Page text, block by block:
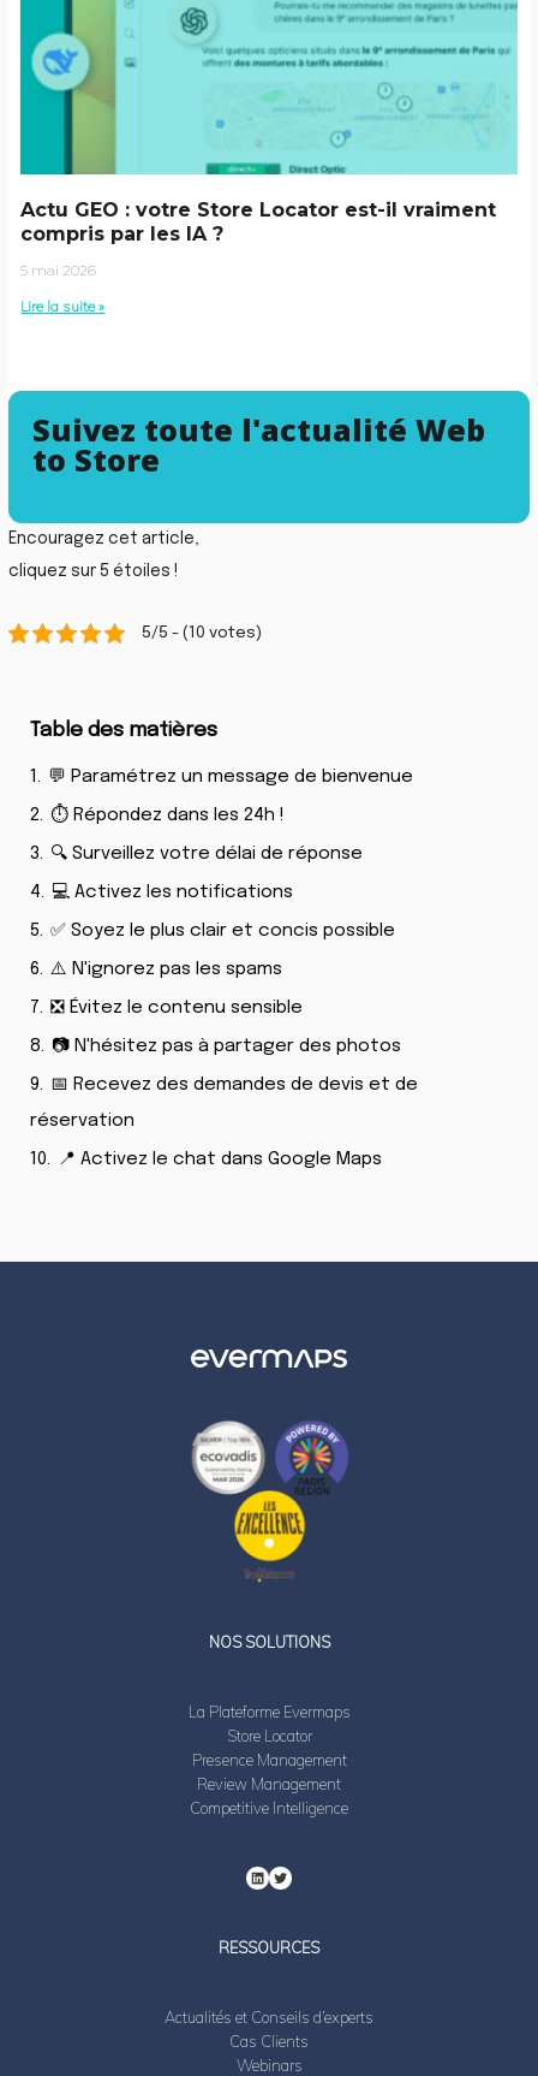
Encouragez cet article,
cliquez sur 5 étoiles !
5/5 - (10 votes)
Table des matières
1. 💬 Paramétrez un message de bienvenue
2. ⏱ Répondez dans les 24h !
3. 🔍 Surveillez votre délai de réponse
4. 💻 Activez les notifications
5. ✅ Soyez le plus clair et concis possible
6. ⚠️ N'ignorez pas les spams
7. ❎ Évitez le contenu sensible
8. 📷 N'hésitez pas à partager des photos
9. 📅 Recevez des demandes de devis et de
réservation
10. 📍 Activez le chat dans Google Maps
Actu GEO : votre Store Locator est-il vraiment
compris par les IA ?
5 mai 2026
Lire la suite »
Suivez toute l'actualité Web
to Store
NOS SOLUTIONS
La Plateforme Evermaps
Store Locator
Presence Management
Review Management
Competitive Intelligence
RESSOURCES
Actualités et Conseils d’experts
Cas Clients
Webinars